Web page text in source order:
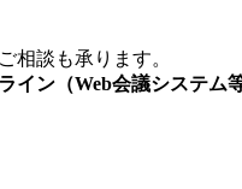
相談も承ります。
イン（Web会議システム